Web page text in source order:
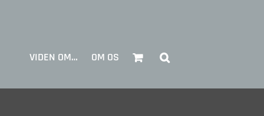
VIDEN OM… OM OS